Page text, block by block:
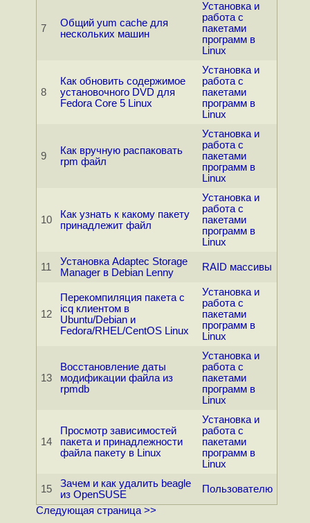
7
Общий yum cache для
нескольких машин
Установка и
работа с
пакетами
программ в
Linux
8
Как обновить содержимое
установочного DVD для
Fedora Core 5 Linux
Установка и
работа с
пакетами
программ в
Linux
9
Как вручную распаковать
rpm файл
Установка и
работа с
пакетами
программ в
Linux
10
Как узнать к какому пакету
принадлежит файл
Установка и
работа с
пакетами
программ в
Linux
11
Установка Adaptec Storage
Manager в Debian Lenny
RAID массивы
12
Перекомпиляция пакета с
icq клиентом в
Ubuntu/Debian и
Fedora/RHEL/CentOS Linux
Установка и
работа с
пакетами
программ в
Linux
13
Восстановление даты
модификации файла из
rpmdb
Установка и
работа с
пакетами
программ в
Linux
14
Просмотр зависимостей
пакета и принадлежности
файла пакету в Linux
Установка и
работа с
пакетами
программ в
Linux
15
Зачем и как удалить beagle
из OpenSUSE
Пользователю
Следующая страница >>